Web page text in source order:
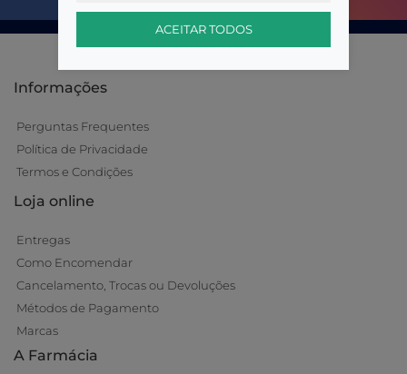
Informações
Perguntas Frequentes
Política de Privacidade
Termos e Condições
Loja online
Entregas
Como Encomendar
Cancelamento, Trocas ou Devoluções
Métodos de Pagamento
Marcas
A Farmácia
ACEITAR TODOS